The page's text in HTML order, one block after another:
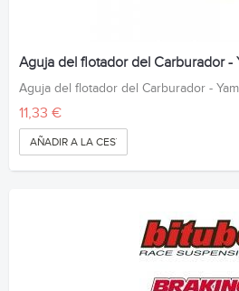
Aguja del flotador del Carburador -
Aguja del flotador del Carburador -
11,33 €
AÑADIR A LA CESTA